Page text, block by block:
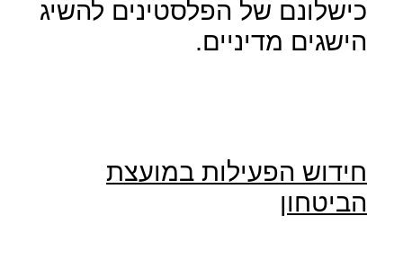
כישלונם של הפלסטינים להשיג
הישגים מדיניים.
חידוש הפעילות במועצת
הביטחון